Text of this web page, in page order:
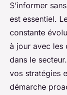
S’informer
est essentiel.
constante
à jour avec les
dans le
vos stratégies
démarche